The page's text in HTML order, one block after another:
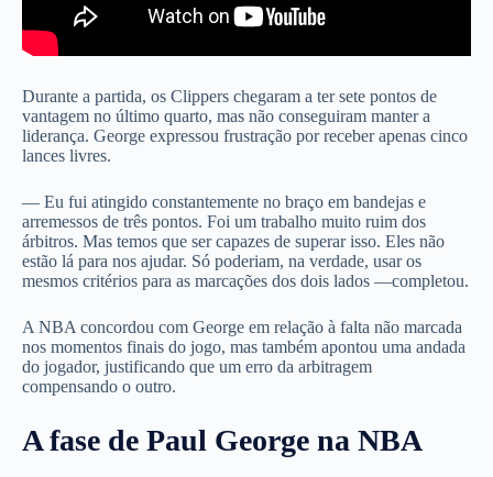
Durante a partida, os Clippers chegaram a ter sete pontos de
vantagem no último quarto, mas não conseguiram manter a
liderança. George expressou frustração por receber apenas cinco
lances livres.
— Eu fui atingido constantemente no braço em bandejas e
arremessos de três pontos. Foi um trabalho muito ruim dos
árbitros. Mas temos que ser capazes de superar isso. Eles não
estão lá para nos ajudar. Só poderiam, na verdade, usar os
mesmos critérios para as marcações dos dois lados —completou.
A NBA concordou com George em relação à falta não marcada
nos momentos finais do jogo, mas também apontou uma andada
do jogador, justificando que um erro da arbitragem
compensando o outro.
A fase de Paul George na NBA